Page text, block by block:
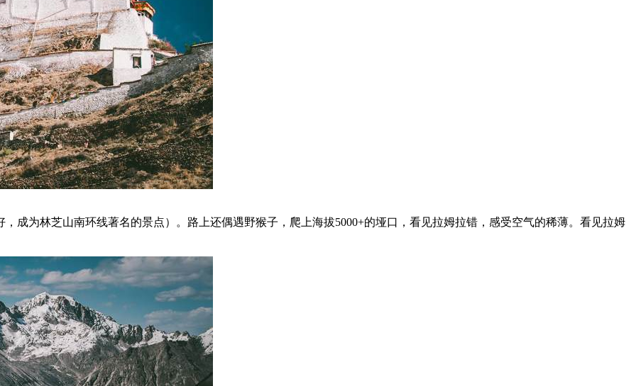
成为林芝山南环线著名的景点）。路上还偶遇野猴子，爬上海拔5000+的垭口，看见拉姆拉错，感受空气的稀薄。看见拉姆